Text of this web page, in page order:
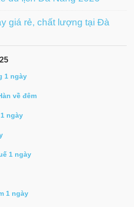
giá rẻ, chất lượng tại Đà
1 ngày
về đêm
ngày
1 ngày
1 ngày